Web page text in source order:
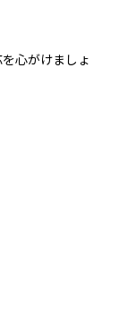
心がけましょ